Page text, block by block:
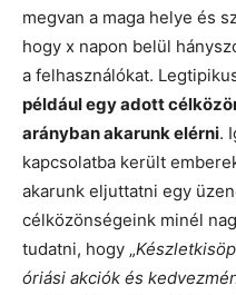
megvan a maga helye és
hogy x napon belül
a felhasználókat.
például egy adott
arányban akarunk elérni.
kapcsolatba került
akarunk eljuttatni egy
célközönségeink minél
tudatni, hogy „
óriási akciók és